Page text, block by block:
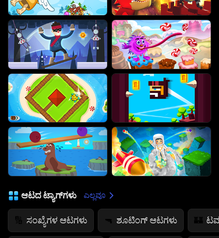
ಆಟದ ಟ್ಯಾಗ್‌ಗಳು ಎಲ್ಲವೂ
🔢 ಸಂಖ್ಯೆಗಳ ಆಟಗಳು 🔫 ಶೂಟಿಂಗ್ ಆಟಗಳು 🏰